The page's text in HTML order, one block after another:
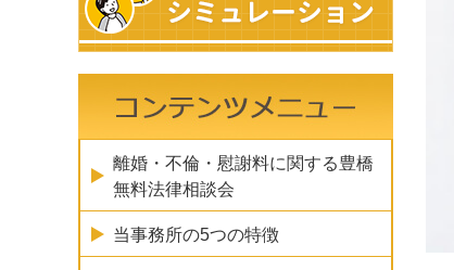
離婚・不倫・慰謝料に関する豊橋
無料法律相談会
当事務所の5つの特徴